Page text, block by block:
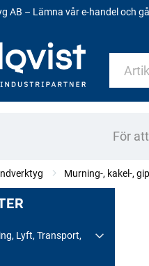
AB – Lämna vår e-handel och
För
Murning-, kakel-,
Lyft, Transport,